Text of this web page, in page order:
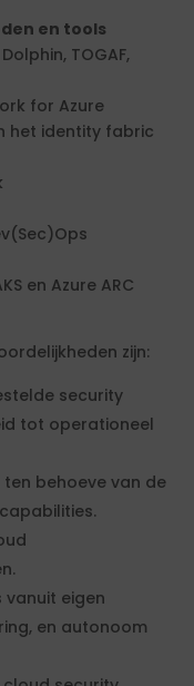
en tools
TOGAF,
for Azure
het identity fabric
en Azure ARC
zijn:
security
tot operationeel
behoeve van de
eigen
en autonoom